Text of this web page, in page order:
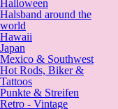
Halloween
Halsband around the
world
Hawaii
Japan
Mexico & Southwest
Hot Rods, Biker &
Tattoos
Punkte & Streifen
Retro - Vintage